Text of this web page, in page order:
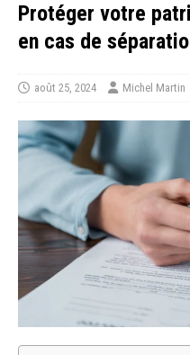
Protéger votre
en cas de
août 25, 2024 Michel Martin